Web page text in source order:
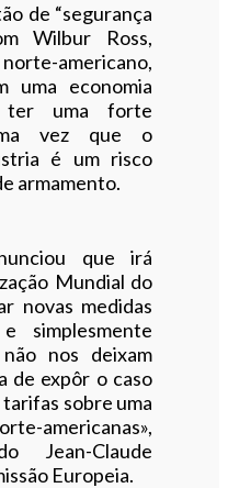
de “segurança
Wilbur Ross,
americano,
uma economia
ter uma forte
vez que o
é um risco
armamento.
que irá
Mundial do
novas medidas
simplesmente
nos deixam
de expôr o caso
sobre uma
americanas»,
Jean-Claude
Europeia.